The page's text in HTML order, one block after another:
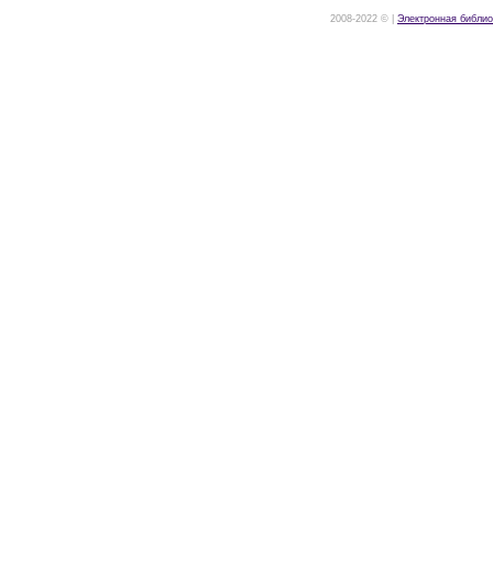
2008-2022 © | Электронная